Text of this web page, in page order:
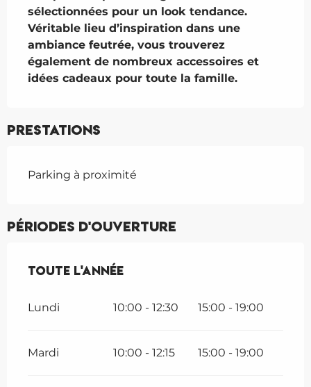
sélectionnées pour un look tendance.
Véritable lieu d’inspiration dans une
ambiance feutrée, vous trouverez
également de nombreux accessoires et
idées cadeaux pour toute la famille.
Prestations
Parking à proximité
Périodes d'ouverture
Toute l'année
Toute l'année
Lundi 10:00 - 12:30 15:00 - 19:00
Mardi 10:00 - 12:15 15:00 - 19:00